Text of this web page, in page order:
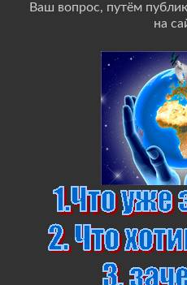
Ваш вопрос, путём
на